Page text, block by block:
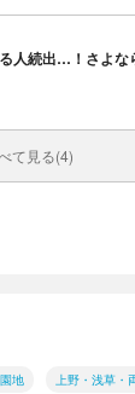
人続出…！さよな
て見る(4)
地 上野・浅草・